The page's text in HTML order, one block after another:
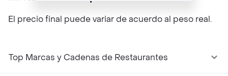
El precio final puede variar de acuerdo al peso real.
Top Marcas y Cadenas de Restaurantes